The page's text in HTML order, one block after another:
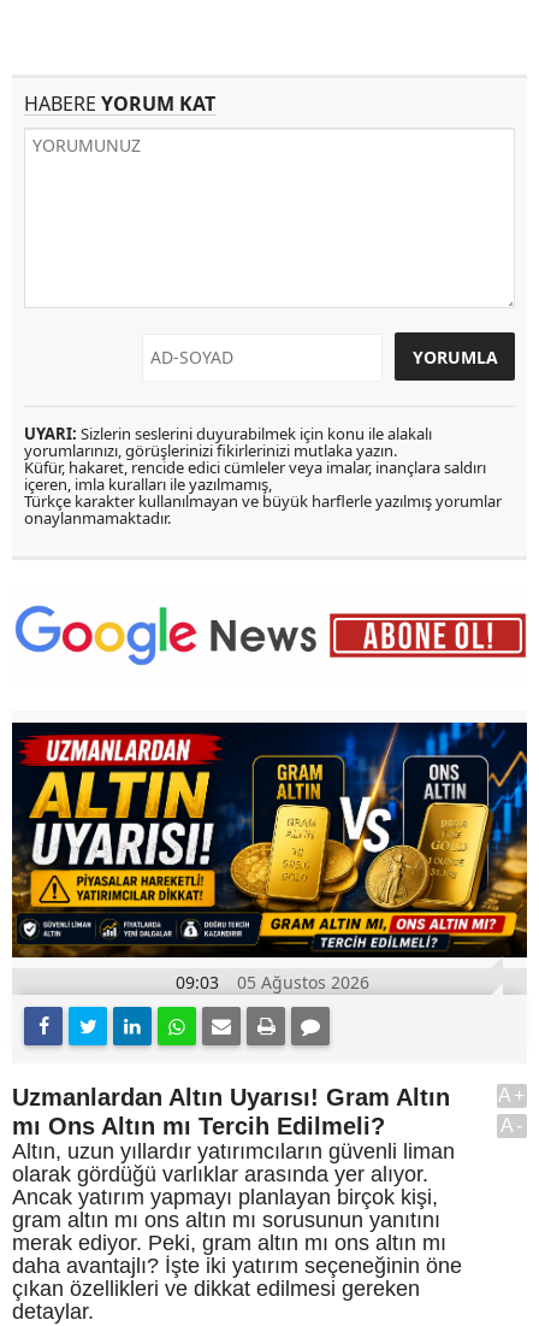
HABERE YORUM KAT
UYARI: Sizlerin seslerini duyurabilmek için konu ile alakalı
yorumlarınızı, görüşlerinizi fikirlerinizi mutlaka yazın.
Küfür, hakaret, rencide edici cümleler veya imalar, inançlara saldırı
içeren, imla kuralları ile yazılmamış,
Türkçe karakter kullanılmayan ve büyük harflerle yazılmış yorumlar
onaylanmamaktadır.
09:03 05 Ağustos 2026
Uzmanlardan Altın Uyarısı! Gram Altın
mı Ons Altın mı Tercih Edilmeli?
Altın, uzun yıllardır yatırımcıların güvenli liman
olarak gördüğü varlıklar arasında yer alıyor.
Ancak yatırım yapmayı planlayan birçok kişi,
gram altın mı ons altın mı sorusunun yanıtını
merak ediyor. Peki, gram altın mı ons altın mı
daha avantajlı? İşte iki yatırım seçeneğinin öne
çıkan özellikleri ve dikkat edilmesi gereken
detaylar.
A+
A-